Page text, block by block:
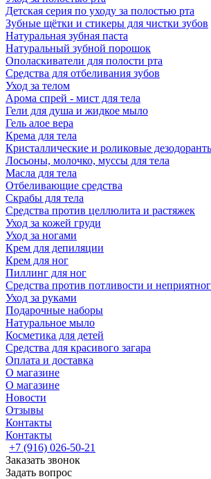
Детская серия по уходу за полостью рта
Зубные щётки и стикеры для чистки зубов
Натуральная зубная паста
Натуральный зубной порошок
Ополаскиватели для полости рта
Средства для отбеливания зубов
Уход за телом
Арома спрей - мист для тела
Гели для душа и жидкое мыло
Гель алое вера
Крема для тела
Кристаллические и роликовые
Лосьоны, молочко, муссы для тела
Масла для тела
Отбеливающие средства
Скрабы для тела
Средства против целлюлита и растяжек
Уход за кожей груди
Уход за ногами
Крем для депиляции
Крем для ног
Пиллинг для ног
Средства против потливости и
Уход за руками
Подарочные наборы
Натуральное мыло
Косметика для детей
Средства для красивого загара
Оплата и доставка
О магазине
О магазине
Новости
Отзывы
Контакты
Контакты
+7 (916) 026-50-21
Заказать звонок
Задать вопрос